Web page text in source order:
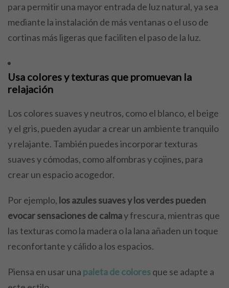
para permitir una mayor entrada de luz natural, ya sea
mediante la instalación de más ventanas o el uso de
cortinas más ligeras que faciliten el paso de la luz.
Usa colores y texturas que promuevan la
relajación
Los colores suaves y neutros, como el blanco, el beige
y el gris, pueden ayudar a crear un ambiente tranquilo
y relajante. También puedes incorporar texturas
suaves y cómodas, como alfombras y cojines, para
crear un espacio acogedor.
Por ejemplo, los azules suaves y los verdes pueden
evocar sensaciones de calmay frescura, mientras que
las texturas como la madera o la lana añaden un toque
reconfortante y cálido a los espacios.
Piensa en usar una paleta de coloresque se adapte a